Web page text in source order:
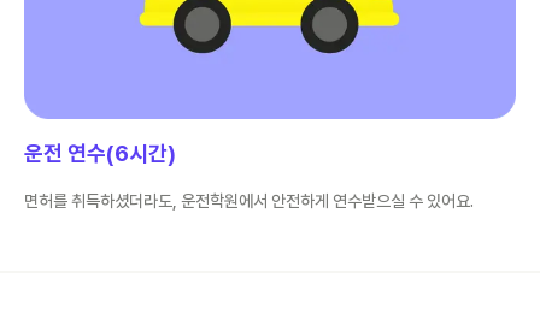
운전 연수(6시간)
면허를 취득하셨더라도, 운전학원에서 안전하게 연수받으실 수 있어요.